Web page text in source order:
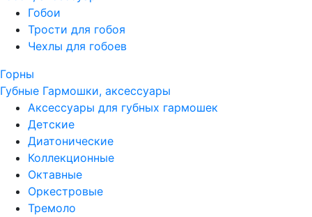
Гобои
Трости для гобоя
Чехлы для гобоев
Горны
Губные Гармошки, аксессуары
Аксессуары для губных гармошек
Детские
Диатонические
Коллекционные
Октавные
Оркестровые
Тремоло